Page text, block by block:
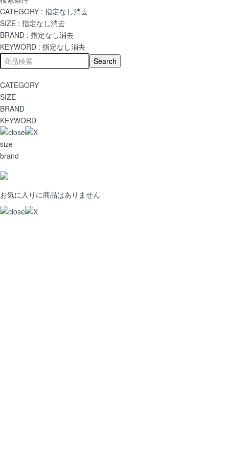
CATEGORY : 指定なし消去
SIZE : 指定なし消去
BRAND : 指定なし消去
KEYWORD : 指定なし消去
CATEGORY
SIZE
BRAND
KEYWORD
size
brand
お気に入りに商品はありません